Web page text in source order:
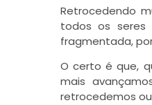
Retrocedendo
todos os seres
fragmentada,
O certo é que,
mais
retrocedemos